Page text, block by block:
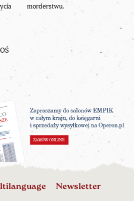
morderstwu.
Newsletter